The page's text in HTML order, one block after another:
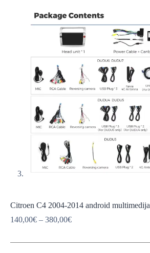
Citroen C4 2004-2014 android multimedija
140,00€ – 380,00€Price